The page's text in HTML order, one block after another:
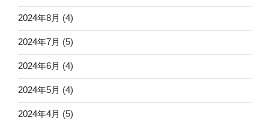
2024年8月 (4)
2024年7月 (5)
2024年6月 (4)
2024年5月 (4)
2024年4月 (5)